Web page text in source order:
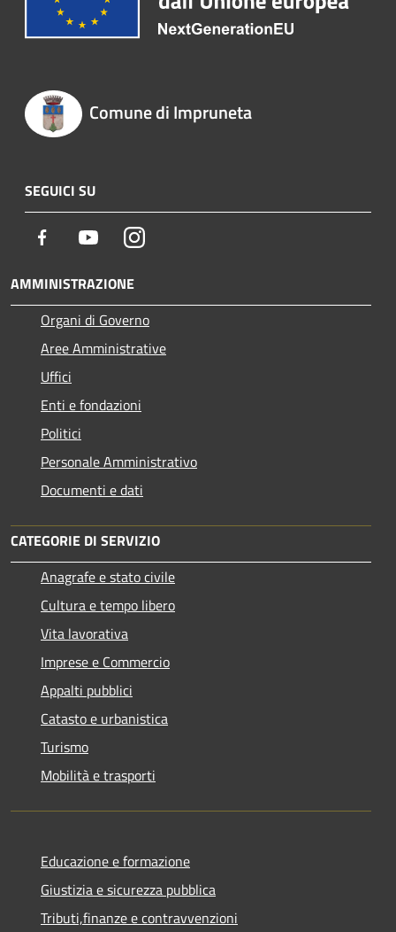
Comune di Impruneta
SEGUICI SU
Facebook YoutubeInstagram
AMMINISTRAZIONE
Organi di Governo
Aree Amministrative
Uffici
Enti e fondazioni
Politici
Personale Amministrativo
Documenti e dati
CATEGORIE DI SERVIZIO
Anagrafe e stato civile
Cultura e tempo libero
Vita lavorativa
Imprese e Commercio
Appalti pubblici
Catasto e urbanistica
Turismo
Mobilità e trasporti
Educazione e formazione
Giustizia e sicurezza pubblica
Tributi,finanze e contravvenzioni